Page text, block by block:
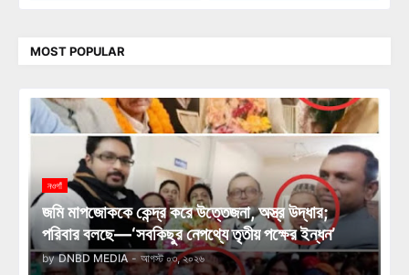
MOST POPULAR
নওগাঁ
জমি মাপজোককে কেন্দ্র করে উত্তেজনা, অস্ত্র উদ্ধার;
পরিবার বলছে—‘সবকিছুর নেপথ্যে তৃতীয় পক্ষের ইন্ধন’
by DNBD MEDIA - আগস্ট ০৩, ২০২৬